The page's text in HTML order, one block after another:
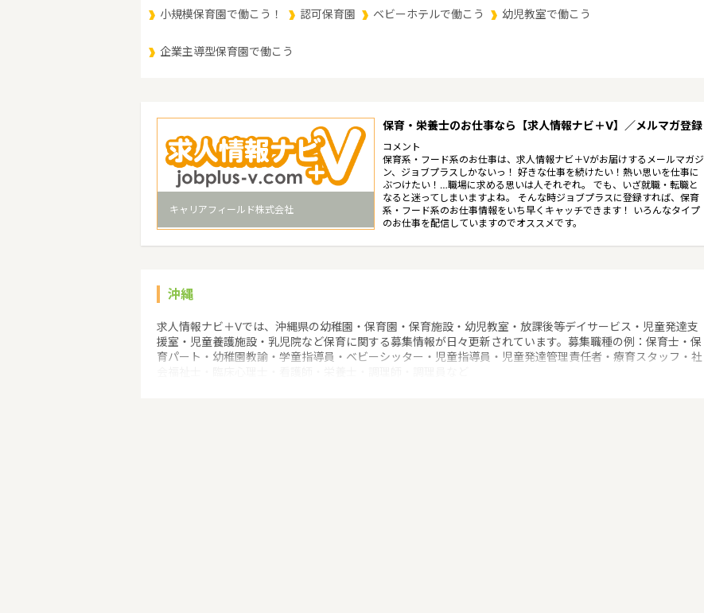
小規模保育園で働こう！ 認可保育園 ベビーホテルで働こう 幼児教室で働こう
企業主導型保育園で働こう
キャリアフィールド株式会社
保育・栄養士のお仕事なら【求人情報ナビ＋V】／メルマガ登録
コメント
保育系・フード系のお仕事は、求人情報ナビ＋Vがお届けするメールマガジ
ン、ジョブプラスしかないっ！ 好きな仕事を続けたい！熱い思いを仕事に
ぶつけたい！…職場に求める思いは人それぞれ。 でも、いざ就職・転職と
なると迷ってしまいますよね。 そんな時ジョブプラスに登録すれば、保育
系・フード系のお仕事情報をいち早くキャッチできます！ いろんなタイプ
のお仕事を配信していますのでオススメです。
沖縄
求人情報ナビ＋Vでは、沖縄県の幼稚園・保育園・保育施設・幼児教室・放課後等デイサービス・児童発達支
援室・児童養護施設・乳児院など保育に関する募集情報が日々更新されています。募集職種の例：保育士・保
育パート・幼稚園教諭・学童指導員・ベビーシッター・児童指導員・児童発達管理責任者・療育スタッフ・社